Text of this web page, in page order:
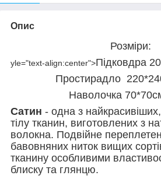
Опис
Розміри:
yle="text-align:center">Підковдра
Простирадло
Наволочка
Сатин - одна з
тілу тканин, виготовлених з
волокна. Подвійне
бавовняних ниток вищих
тканину особливими
блиску та глянцю.